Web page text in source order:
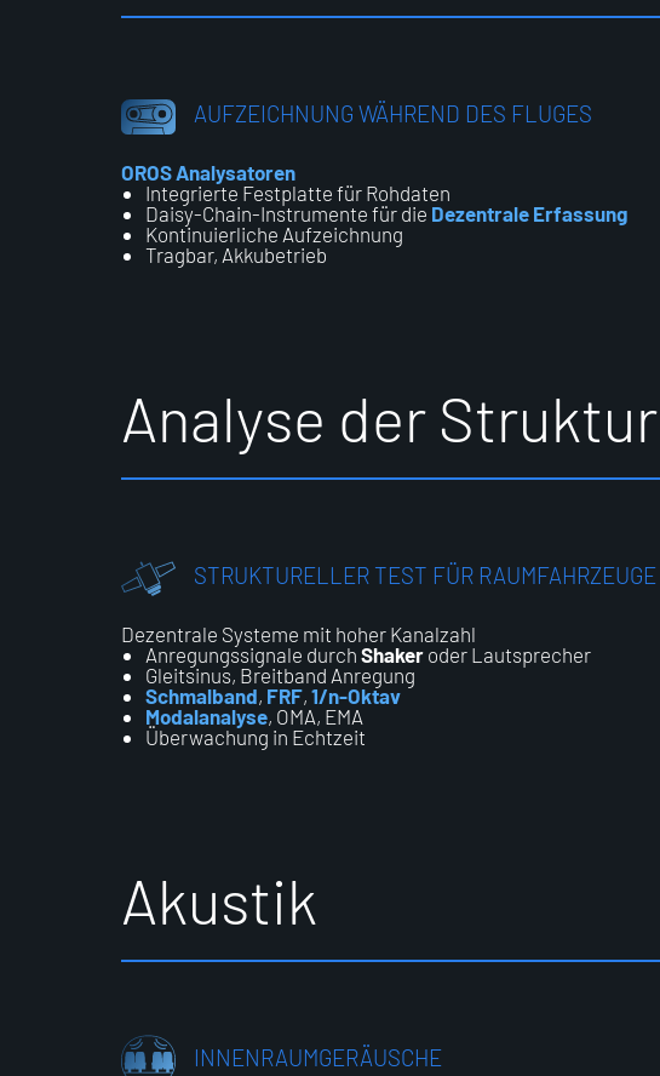
AUFZEICHNUNG WÄHREND DES FLUGES
OROS Analysatoren
Integrierte Festplatte für Rohdaten
Daisy-Chain-Instrumente für die Dezentrale Erfassung
Kontinuierliche Aufzeichnung
Tragbar, Akkubetrieb
Analyse der Struktur
STRUKTURELLER TEST FÜR RAUMFAHRZEUGE
Dezentrale Systeme mit hoher Kanalzahl
Anregungssignale durch Shaker oder Lautsprecher
Gleitsinus, Breitband Anregung
Schmalband, FRF, 1/n-Oktav
Modalanalyse, OMA, EMA
Überwachung in Echtzeit
Akustik
INNENRAUMGERÄUSCHE